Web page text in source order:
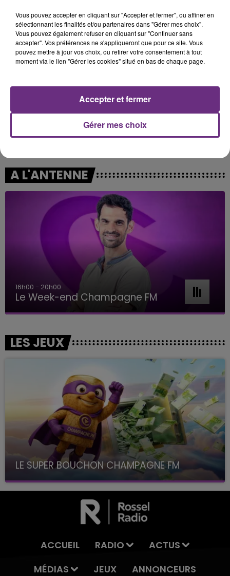
18h53
18h53
Forget Me
18h48
18h48
Stupid Song
A L'ANTENNE
16h00 - 20h00
Le Week-end Champagne FM
LES JEUX
LE SUPER BOUCHON CHAMPAGNE FM
avec La Famille Champagne FM, à 8H10
ACCUEIL RADIO
ACTUS
MÉDIAS
JEUX ANNONCEURS
Vous pouvez accepter en cliquant sur "Accepter et fermer", ou affiner en
sélectionnant les finalités et/ou partenaires dans "Gérer mes choix".
Vous pouvez également refuser en cliquant sur "Continuer sans
accepter". Vos préférences ne s'appliqueront que pour ce site. Vous
pouvez mettre à jour vos choix, ou retirer votre consentement à tout
moment via le lien "Gérer les cookies" situé en bas de chaque page.
Gérer mes choix
Accepter et fermer